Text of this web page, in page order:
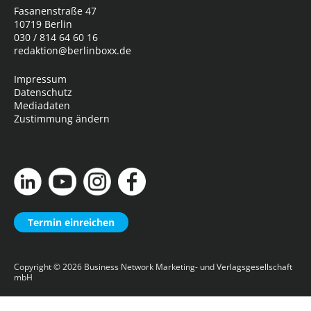
Fasanenstraße 47
10719 Berlin
030 / 814 64 60 16
redaktion@berlinboxx.de
Impressum
Datenschutz
Mediadaten
Zustimmung ändern
Termin einreichen
Copyright © 2026 Business Network Marketing- und Verlagsgesellschaft
mbH